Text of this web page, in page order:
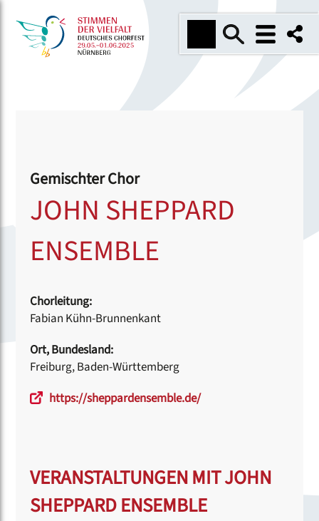
Gemischter Chor
JOHN SHEPPARD
ENSEMBLE
Chorleitung:
Fabian Kühn-Brunnenkant
Ort, Bundesland:
Freiburg, Baden-Württemberg
https://sheppardensemble.de/
VERANSTALTUNGEN MIT JOHN
SHEPPARD ENSEMBLE